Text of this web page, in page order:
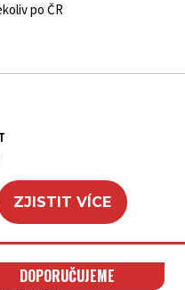
po ČR
ZJISTIT VÍCE
DOPORUČUJEME